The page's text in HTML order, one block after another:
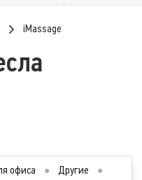
iMassage
офиса ● Другие
●